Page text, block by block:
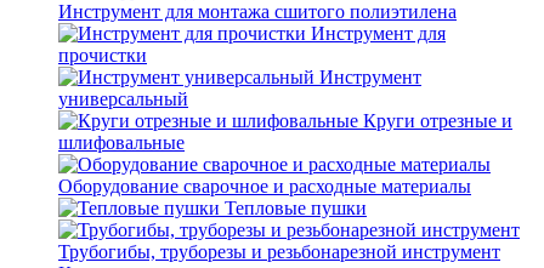
Инструмент для монтажа сшитого полиэтилена
Инструмент для
прочистки
Инструмент
универсальный
Круги отрезные и
шлифовальные
Оборудование сварочное и расходные материалы
Тепловые пушки
Трубогибы, труборезы и резьбонарезной инструмент